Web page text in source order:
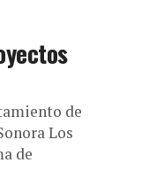
de
Los
de